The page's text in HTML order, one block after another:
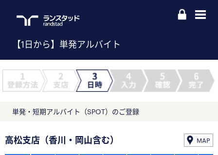
【1日から】単発アルバイト
単発・短期アルバイト（SPOT）のご登録
高松支店（香川・岡山含む） MAP